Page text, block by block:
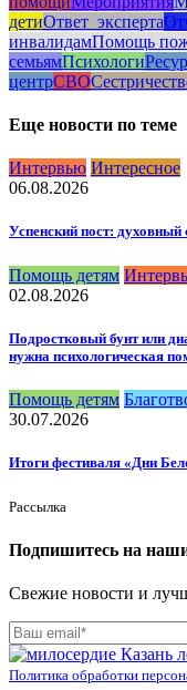
детиОтвет_эксперта
инвалидамПомощь
семьямПсихологи
центрСВО
Еще новости по теме
Интервью Интересное
06.08.2026
Успенский пост:
Помощь детям
02.08.2026
Подростковый бунт или
нужна психологическая
Помощь детям
30.07.2026
Итоги фестиваля «Дни
Рассылка
Подпишитесь на
Свежие новости и
Политика обработки